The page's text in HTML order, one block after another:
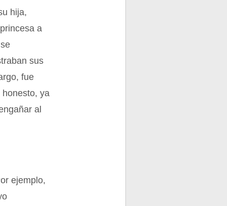
hija,
a
sus
fue
ya
al
ejemplo,